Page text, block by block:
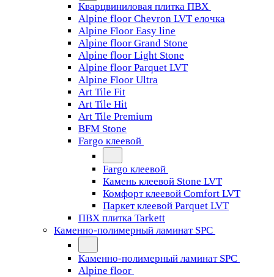
Кварцвиниловая плитка ПВХ
Alpine floor Chevron LVT елочка
Alpine Floor Easy line
Alpine floor Grand Stone
Alpine floor Light Stone
Alpine floor Parquet LVT
Alpine Floor Ultra
Art Tile Fit
Art Tile Hit
Art Tile Premium
BFM Stone
Fargo клеевой
Fargo клеевой
Камень клеевой Stone LVT
Комфорт клеевой Comfort LVT
Паркет клеевой Parquet LVT
ПВХ плитка Tarkett
Каменно-полимерный ламинат SPC
Каменно-полимерный ламинат SPC
Alpine floor